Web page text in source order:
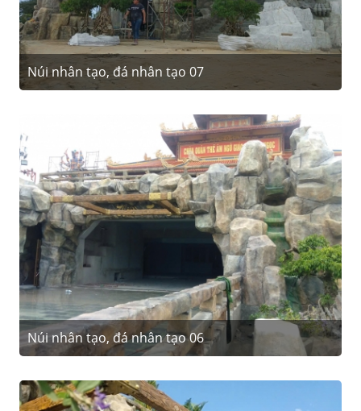
Núi nhân tạo, đá nhân tạo 07
Núi nhân tạo, đá nhân tạo 06